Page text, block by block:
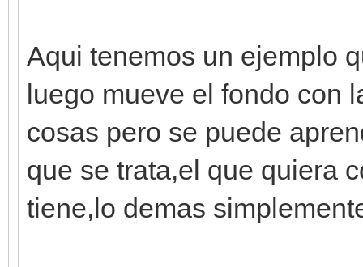
#iniciar ventana
window =
#quitar efecto crt
#color de fondo
Aqui tenemos un ejemplo
luego mueve el fondo con
cosas pero se puede
que se trata,el que quiera
tiene,lo demas